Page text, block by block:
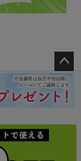
ペー
ジト
ップ